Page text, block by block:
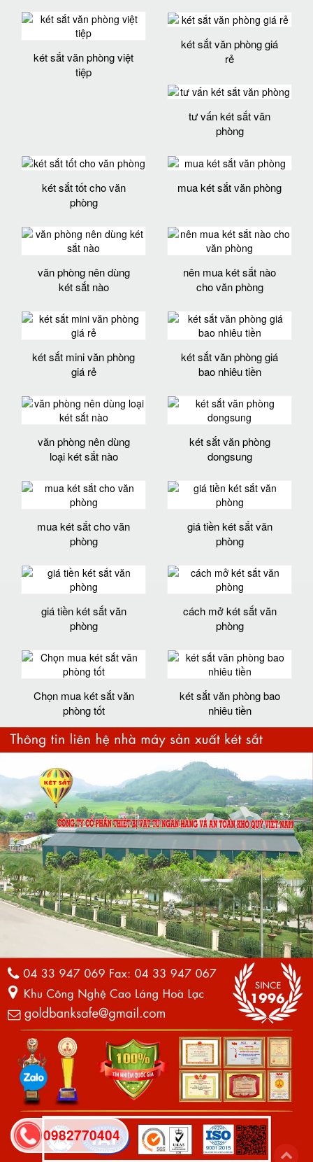
két sắt văn phòng việt
tiệp
két sắt văn phòng giá
rẻ
tư vấn két sắt văn
phòng
két sắt tốt cho văn
phòng
mua két sắt văn phòng
văn phòng nên dùng
két sắt nào
nên mua két sắt nào
cho văn phòng
két sắt mini văn phòng
giá rẻ
két sắt văn phòng giá
bao nhiêu tiền
văn phòng nên dùng
loại két sắt nào
két sắt văn phòng
dongsung
mua két sắt cho văn
phòng
giá tiền két sắt văn
phòng
giá tiền két sắt văn
phòng
cách mở két sắt văn
phòng
Chọn mua két sắt văn
phòng tốt
két sắt văn phòng bao
nhiêu tiền
0982770404